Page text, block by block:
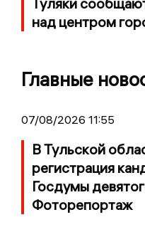
над центром
Главные
07/08/2026 11:55
В Тульской
регистрация
Госдумы
Фоторепортаж